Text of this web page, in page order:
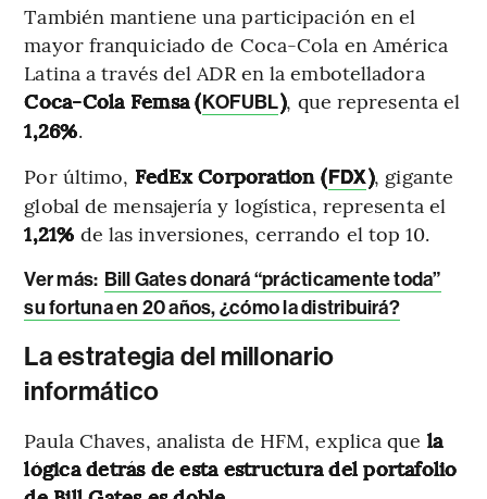
También mantiene una participación en el
mayor franquiciado de Coca-Cola en América
Latina a través del ADR en la embotelladora
Coca-Cola Femsa (KOFUBL), que representa el
1,26%.
Por último, FedEx Corporation (FDX), gigante
global de mensajería y logística, representa el
1,21% de las inversiones, cerrando el top 10.
Ver más: Bill Gates donará “prácticamente toda”
su fortuna en 20 años, ¿cómo la distribuirá?
La estrategia del millonario
informático
Paula Chaves, analista de HFM, explica que la
lógica detrás de esta estructura del portafolio